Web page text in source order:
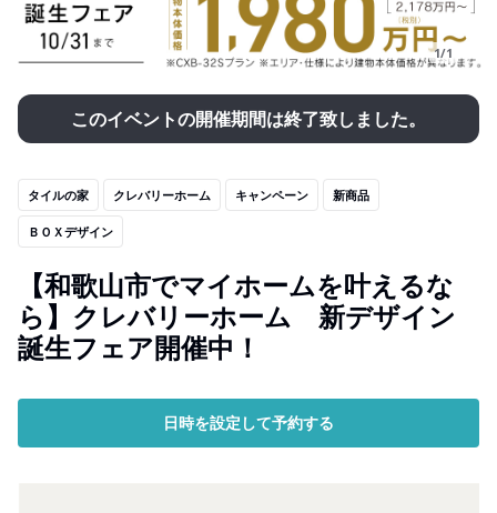
1/1
このイベントの開催期間は終了致しました。
タイルの家 クレバリーホーム キャンペーン 新商品
ＢＯＸデザイン
【和歌山市でマイホームを叶えるな
ら】クレバリーホーム 新デザイン
誕生フェア開催中！
日時を設定して予約する